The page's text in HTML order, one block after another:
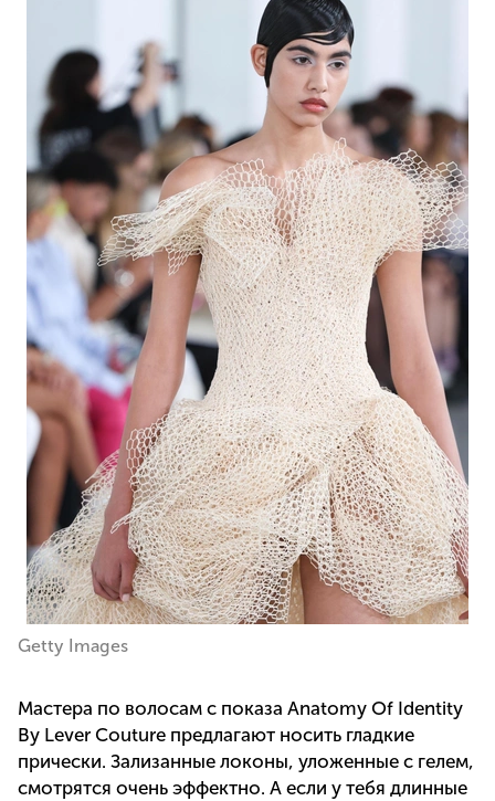
Getty Images
Мастера по волосам с показа Anatomy Of Identity
By Lever Couture предлагают носить гладкие
прически. Зализанные локоны, уложенные с гелем,
смотрятся очень эффектно. А если у тебя длинные